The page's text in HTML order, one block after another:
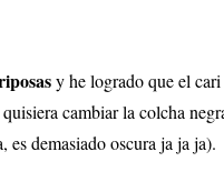
y he logrado que el
cambiar la colcha
es demasiado oscura ja ja ja).